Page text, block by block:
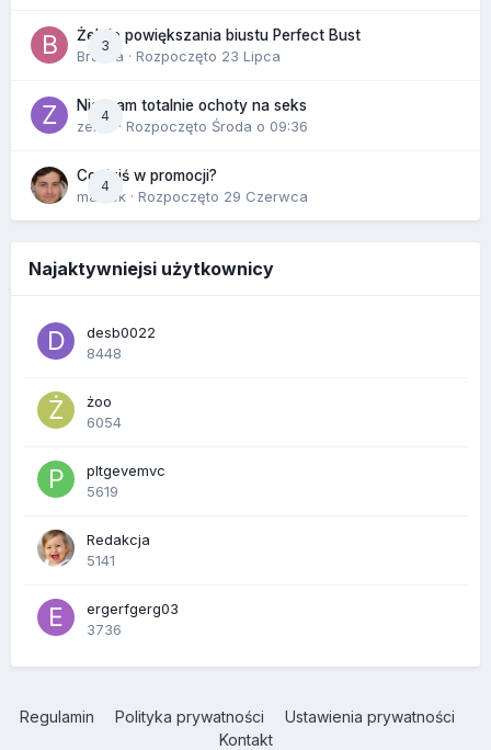
3
Żel do powiększania biustu Perfect Bust
Bravva · Rozpoczęto 23 Lipca
4
Nie mam totalnie ochoty na seks
zenla
· Rozpoczęto Środa o 09:36
4
Co dziś w promocji?
maciek · Rozpoczęto 29 Czerwca
Najaktywniejsi użytkownicy
desb0022
8448
żoo
6054
pltgevemvc
5619
Redakcja
5141
ergerfgerg03
3736
Regulamin Polityka prywatności
Ustawienia prywatności
Kontakt